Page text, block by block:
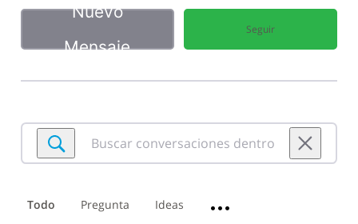
Nuevo
Mensaje
Seguir
Buscar
conversaciones
de
Retenciones
Todo Pregunta Ideas •••